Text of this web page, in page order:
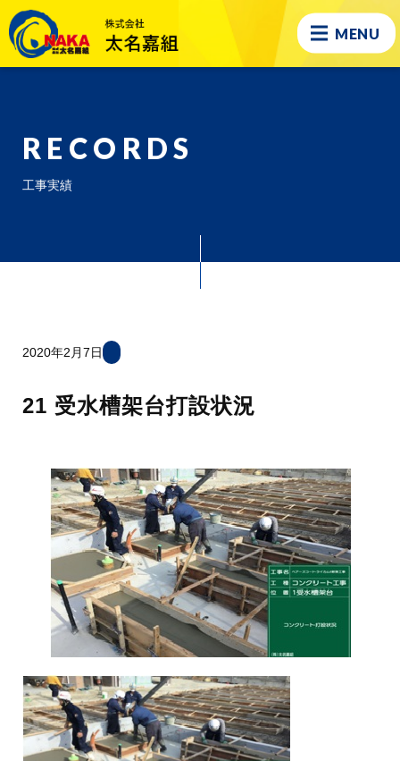
MENU
RECORDS
工事実績
2020年2月7日
21 受水槽架台打設状況